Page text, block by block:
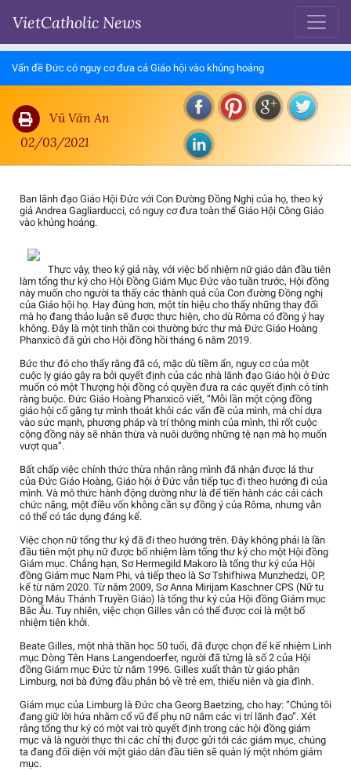
VietCatholic News
Vấn đề Đức có nguy cơ đưa cả Giáo hội vào khủng hoảng
Vũ Văn An
02/03/2021
Ban lãnh đạo Giáo Hội Đức với Con Đường Đồng Nghị của họ, theo ký
giả Andrea Gagliarducci, có nguy cơ đưa toàn thể Giáo Hội Công Giáo
vào khủng hoảng.
Thực vậy, theo ký giả này, với việc bổ nhiệm nữ giáo dân đầu tiên
làm tổng thư ký cho Hội Đồng Giám Mục Đức vào tuần trước, Hội đồng
này muốn cho người ta thấy các thành quả của Con đường Đồng nghị
của Giáo hội họ. Hay đúng hơn, một tín hiệu cho thấy những thay đổi
mà họ đang thảo luận sẽ được thực hiện, cho dù Rôma có đồng ý hay
không. Đây là một tinh thần coi thường bức thư mà Đức Giáo Hoàng
Phanxicô đã gửi cho Hội đồng hồi tháng 6 năm 2019.
Bức thư đó cho thấy rằng đã có, mặc dù tiềm ẩn, nguy cơ của một
cuộc ly giáo gây ra bởi quyết định của các nhà lãnh đạo Giáo hội ở Đức
muốn có một Thượng hội đồng có quyền đưa ra các quyết định có tính
ràng buộc. Đức Giáo Hoàng Phanxicô viết, “Mỗi lần một cộng đồng
giáo hội cố gắng tự mình thoát khỏi các vấn đề của mình, mà chỉ dựa
vào sức mạnh, phương pháp và trí thông minh của mình, thì rốt cuộc
cộng đồng này sẽ nhân thừa và nuôi dưỡng những tệ nạn mà họ muốn
vượt qua”.
Bất chấp việc chính thức thừa nhận rằng mình đã nhận được lá thư
của Đức Giáo Hoàng, Giáo hội ở Đức vẫn tiếp tục đi theo hướng đi của
mình. Và mô thức hành động dường như là để tiến hành các cải cách
chức năng, một điều vốn không cần sự đồng ý của Rôma, nhưng vẫn
có thể có tác dụng đáng kể.
Việc chọn nữ tổng thư ký đã đi theo hướng trên. Đây không phải là lần
đầu tiên một phụ nữ được bổ nhiệm làm tổng thư ký cho một Hội đồng
Giám mục. Chẳng hạn, Sơ Hermegild Makoro là tổng thư ký của Hội
đồng Giám mục Nam Phi, và tiếp theo là Sơ Tshifhiwa Munzhedzi, OP,
kể từ năm 2020. Từ năm 2009, Sơ Anna Mirijam Kaschner CPS (Nữ tu
Dòng Máu Thánh Truyền Giáo) là tổng thư ký của Hội đồng Giám mục
Bắc Âu. Tuy nhiên, việc chọn Gilles vẫn có thể được coi là một bổ
nhiệm tiên khởi.
Beate Gilles, một nhà thần học 50 tuổi, đã được chọn để kế nhiệm Linh
mục Dòng Tên Hans Langendoerfer, người đã từng là số 2 của Hội
đồng Giám mục Đức từ năm 1996. Gilles xuất thân từ giáo phận
Limburg, nơi bà đứng đầu phân bộ về trẻ em, thiếu niên và gia đình.
Giám mục của Limburg là Đức cha Georg Baetzing, cho hay: “Chúng tôi
đang giữ lời hứa nhằm cổ vũ để phụ nữ nắm các vị trí lãnh đạo”. Xét
rằng tổng thư ký có một vai trò quyết định trong các hội đồng giám
mục và là người thực thi các chỉ thị được gửi tới các giám mục, chúng
ta đang đối diện với một giáo dân đầu tiên sẽ quản lý một nhóm giám
mục.